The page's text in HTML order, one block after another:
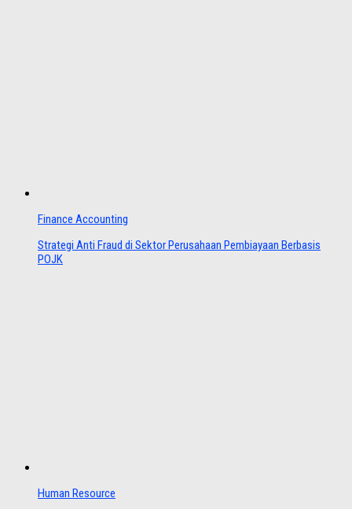
Finance Accounting
Strategi Anti Fraud di Sektor Perusahaan Pembiayaan Berbasis
POJK
Human Resource